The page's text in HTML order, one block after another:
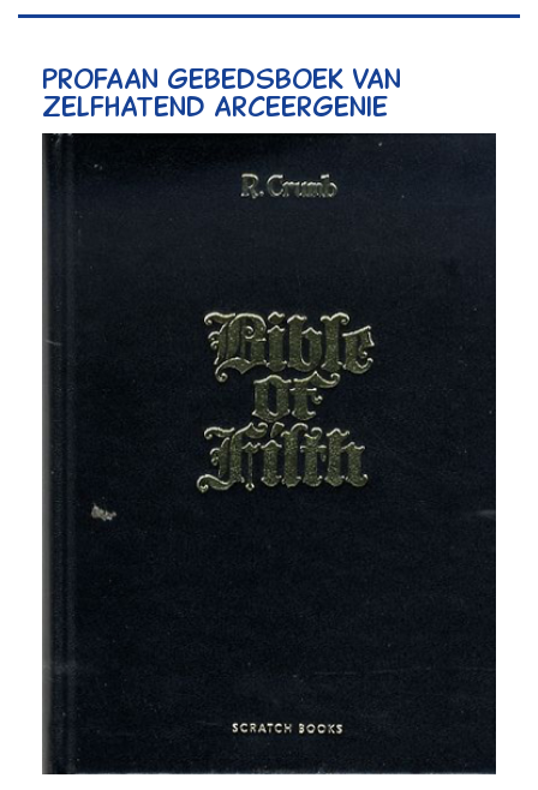
Profaan gebedsboek van
zelfhatend arceergenie